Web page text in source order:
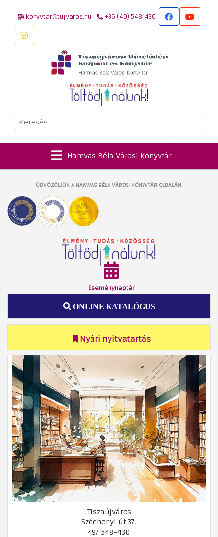
konyvtar@tujvaros.hu +36 (49) 548-430
Keresés
Hamvas Béla Városi Könyvtár
ÜDVÖZÖLJÜK A HAMVAS BÉLA VÁROSI KÖNYVTÁR OLDALÁN!
Eseménynaptár
ONLINE KATALÓGUS
Nyári nyitvatartás
Tiszaújváros
Széchenyi út 37.
49/ 548-430